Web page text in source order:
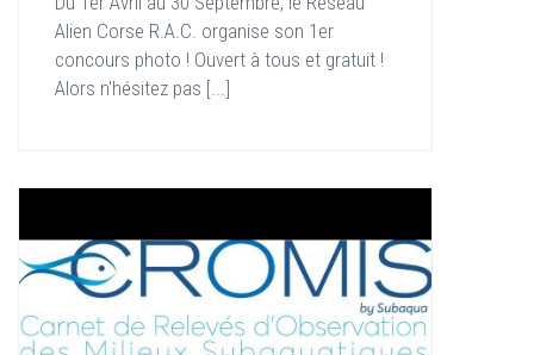
Alien Corse R.A.C. organise son 1er
concours photo ! Ouvert à tous et gratuit !
Alors n'hésitez pas [...]